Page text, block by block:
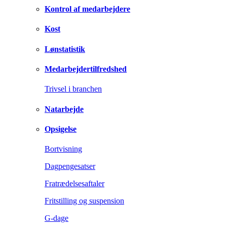
Kontrol af medarbejdere
Kost
Lønstatistik
Medarbejdertilfredshed
Trivsel i branchen
Natarbejde
Opsigelse
Bortvisning
Dagpengesatser
Fratrædelsesaftaler
Fritstilling og suspension
G-dage